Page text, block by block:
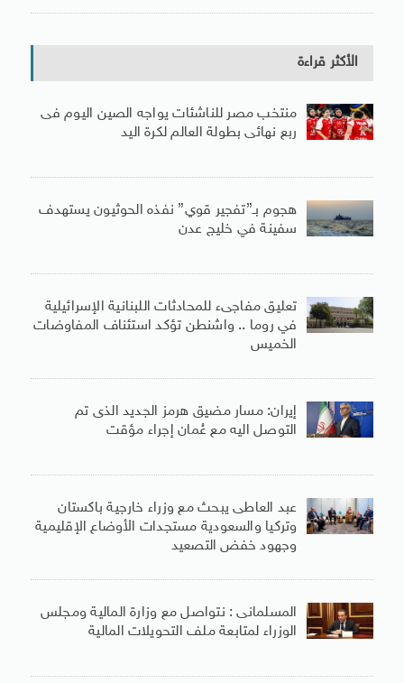
الأكثر قراءة
منتخب مصر للناشئات يواجه الصين اليوم فى
ربع نهائى بطولة العالم لكرة اليد
هجوم بـ”تفجير قوي” نفذه الحوثيون يستهدف
سفينة في خليج عدن
تعليق مفاجىء للمحادثات اللبنانية الإسرائيلية
في روما .. واشنطن تؤكد استئناف المفاوضات
الخميس
إيران: مسار مضيق هرمز الجديد الذى تم
التوصل اليه مع عُمان إجراء مؤقت
عبد العاطى يبحث مع وزراء خارجية باكستان
وتركيا والسعودية مستجدات الأوضاع الإقليمية
وجهود خفض التصعيد
المسلمانى : نتواصل مع وزارة المالية ومجلس
الوزراء لمتابعة ملف التحويلات المالية